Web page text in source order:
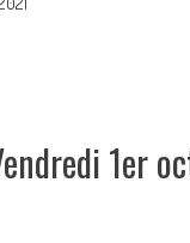
1er